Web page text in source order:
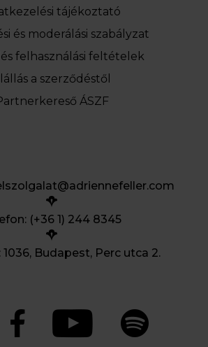
tájékoztató
és moderálási szabályzat
felhasználási feltételek
a szerződéstől
ÁSZF
(+36 1) 244 8345
Budapest, Perc utca 2.